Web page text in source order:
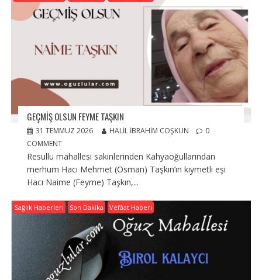
GEÇMIŞ OLSUN FEYME TAŞKIN
31 TEMMUZ 2026 HALIL İBRAHIM COŞKUN
0
COMMENT
Resullü mahallesi sakinlerinden Kahyaoğullarından
merhum Hacı Mehmet (Osman) Taşkın’ın kıymetli eşi
Hacı Naime (Feyme) Taşkın,...
Sağlık Haberleri Son Dakika Vefâat Haberi